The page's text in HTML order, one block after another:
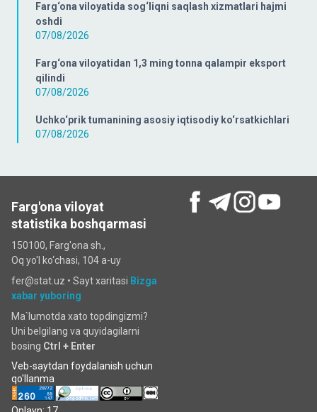
Farg‘ona viloyatida sog‘liqni saqlash xizmatlari hajmi
oshdi
07/08/2026
Farg‘ona viloyatidan 1,3 ming tonna qalampir eksport
qilindi
07/08/2026
Uchko‘prik tumanining asosiy iqtisodiy ko‘rsatkichlari
07/08/2026
Farg'ona viloyat
statistika boshqarmasi
150100, Farg'ona sh.,
Oq yo'l ko‘chаsi, 104 a-uy
fer@stat.uz • Sayt xaritasi Bizga
xabar yuboring
Ma`lumotda xato topdingizmi?
Uni belgilang va quyidagilarni
bosing Ctrl + Enter
Veb-saytdan foydalanish uchun
qo'llanma